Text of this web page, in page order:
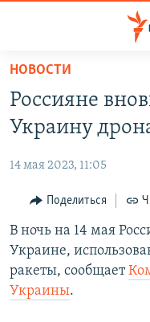
Вернуться
основному
содержанию
Вернутся
навигации
Вернутся
поиску
КАРТА ВОЕННЫХ
11 ЛЕТ ОККУПАЦИИ
ВОДА
ИСТОРИЯ
ЕЩЕ
ИНТЕРАКТИВ
ИНФОГРАФИКА
ТЕЛЕПРОЕКТ
РАДІО СВОБОДА
КАК ОБОЙТИ
Українською
НОВОСТИ
Россияне
Украину
14 мая 2023, 11:05
Поделиться
В ночь на 14 мая
Украине,
ракеты, сообщает
Украины.